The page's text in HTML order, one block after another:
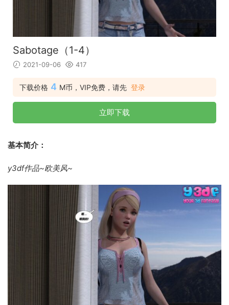
Sabotage（1-4）
2021-09-06 417
下载价格 4 M币，VIP免费，请先 登录
立即下载
基本简介：
y3df作品~欧美风~